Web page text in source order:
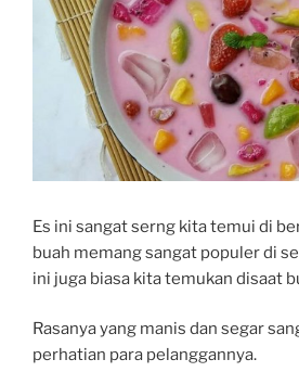
Es ini sangat serng kita temui di
buah memang sangat populer di
ini juga biasa kita temukan disaat
Rasanya yang manis dan segar
perhatian para pelanggannya.